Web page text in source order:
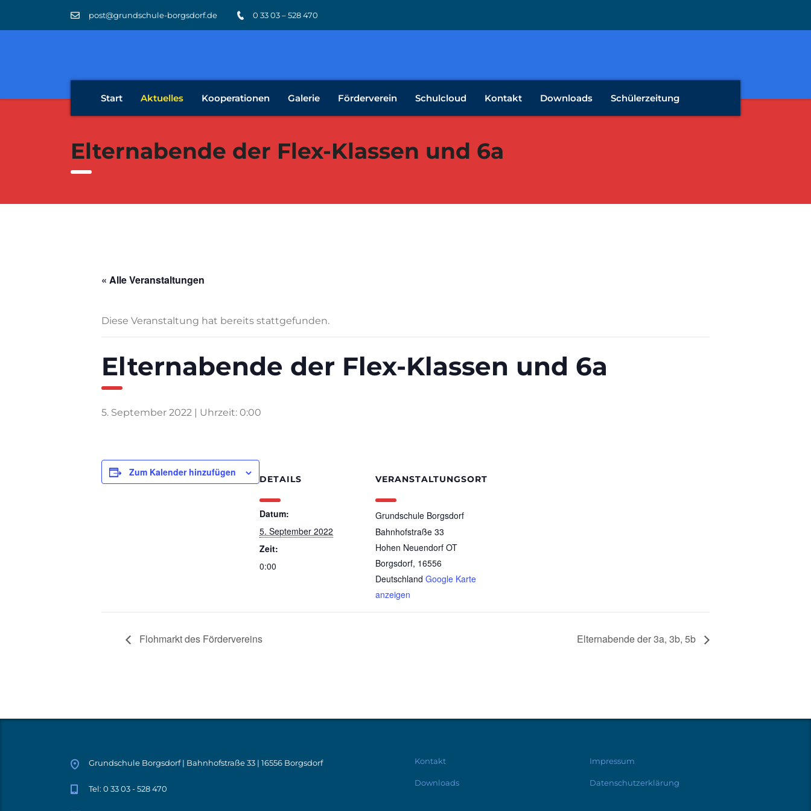
post@grundschule-borgsdorf.de 0 33 03 – 528 470
Start Aktuelles Kooperationen Galerie Förderverein Schulcloud Kontakt Downloads Schülerzeitung
Elternabende der Flex-Klassen und 6a
« Alle Veranstaltungen
Diese Veranstaltung hat bereits stattgefunden.
Elternabende der Flex-Klassen und 6a
5. September 2022 | Uhrzeit: 0:00
Zum Kalender hinzufügen
DETAILS
Datum:
5. September 2022
Zeit:
0:00
VERANSTALTUNGSORT
Grundschule Borgsdorf
Bahnhofstraße 33
Hohen Neuendorf OT
Borgsdorf, 16556
Deutschland Google Karte
anzeigen
Flohmarkt des Fördervereins Elternabende der 3a, 3b, 5b
Grundschule Borgsdorf | Bahnhofstraße 33 | 16556 Borgsdorf
Tel: 0 33 03 - 528 470
Kontakt Impressum
Downloads Datenschutzerklärung